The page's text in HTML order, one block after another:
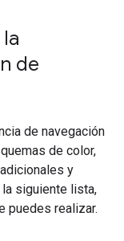
de
de navegación
de color,
y
siguiente lista,
puedes realizar.